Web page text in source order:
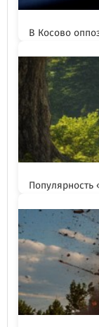
В Косово